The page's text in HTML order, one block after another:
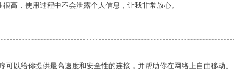
高，使用过程中不会泄露个人信息，让我非常放心。
可以给你提供最高速度和安全性的连接，并帮助你在网络上自由移动。